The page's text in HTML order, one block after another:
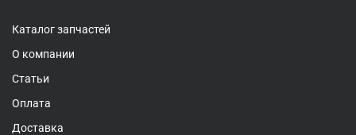
Каталог запчастей
О компании
Статьи
Оплата
Доставка